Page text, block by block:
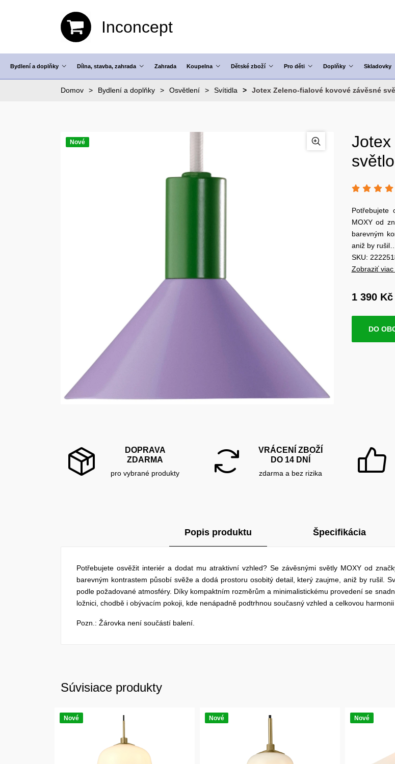
Inconcept
Bydlení a doplňky Dílna, stavba, zahrada Zahrada Koupelna Dětské zboží Pro děti Doplňky Skladovky
Domov Bydlení a doplňky Osvětlení Svítidla Jotex Zeleno-fialové kovové závěsné
Nové
Potřebujete
MOXY od
barevným
aniž by rušil…
SKU:
Zobraziť viac
1 390 Kč
DO
DOPRAVA
ZDARMA
pro vybrané produkty
VRÁCENÍ ZBOŽÍ
DO 14 DNÍ
zdarma a bez rizika
Popis produktu Špecifikácia
Potřebujete osvěžit interiér a dodat mu atraktivní vzhled? Se závěsnými světly MOXY od
barevným kontrastem působí svěže a dodá prostoru osobitý detail, který zaujme, aniž by rušil.
podle požadované atmosféry. Díky kompaktním rozměrům a minimalistickému provedení se
ložnici, chodbě i obývacím pokoji, kde nenápadně podtrhnou současný vzhled a celkovou
Pozn.: Žárovka není součástí balení.
Súvisiace produkty
Nové Nové Nové